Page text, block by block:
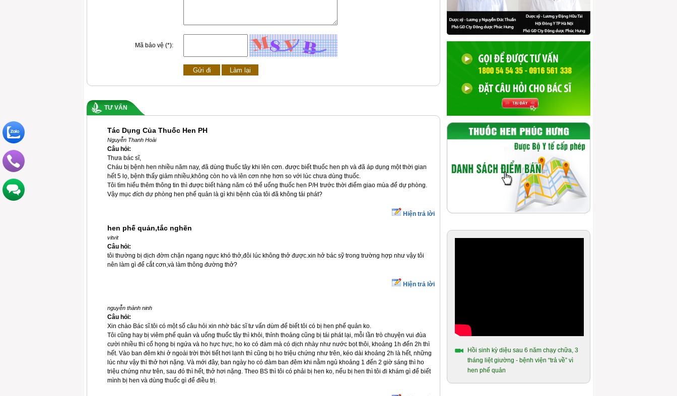
Mã bảo vệ (*):
TƯ VẤN
Tác Dụng Của Thuốc Hen PH
Nguyễn Thanh Hoài
Câu hỏi:
Thưa bác sĩ,
Cháu bị bệnh hen nhiều năm nay, đã dùng thuốc tây khi lên cơn. được biết thuốc hen ph và đã áp dụng một thời gian
hết 5 lọ, bệnh thấy giảm nhiều,không còn ho và lên cơn nhẹ hơn so với lúc chưa dùng thuốc.
Tôi tìm hiểu thêm thông tin thì được biết hàng năm có thể uống thuốc hen P/H trước thời điểm giao mùa để dự phòng.
Vậy mục đích dự phòng hen phế quản là gì khi bệnh của tôi đã không tái phát?
Hiện trả lời
hen phế quản,tắc nghẽn
vitvit
Câu hỏi:
tôi thường bị dịch đờm chặn ngang ngực khó thở,đôi lúc không thở được.xin hở bác sỹ trong trường hợp như vậy tôi
nên làm gì để cắt cơn,và làm thông đường thở?
Hiện trả lời
nguyễn thành ninh
Câu hỏi:
Xin chào Bác sĩ.tôi có một số câu hỏi xin nhờ bác sĩ tư vấn dùm để biết tôi có bị hen phế quản ko.
Tôi cũng hay bị viêm phế quản và uống thuốc tây thì khỏi, thỉnh thoảng cũng bị tái phát lại, mỗi lần trò chuyện vui đùa
cười nhiều thì cổ họng bị ngứa và ho hực hực, ho ko có đàm mà có dịch nhày như nước bọt thôi, khoảng 1h đến 2h thì
hết. Vào ban đêm khi ở ngoài trời thời tiết hơi lạnh thì cũng bị ho triệu chứng như trên, kéo dài khoảng 2h là hết, những
lúc như vậy thì thở hơi nặng. Và mới đây, ban ngày ho có đàm ban đêm khi nằm ngủ khoảng 1 đến 2 giờ sáng thì ho
triệu chứng như trên, sau đó thì hết, thở hơi nặng. Theo BS thì tôi có phải bị hen ko, nếu bị hen thì tôi đi khám gì để biết
mình bị hen và dùng thuốc gì để điều trị.
Hồi sinh kỳ diệu sau 6 năm chạy chữa, 3
tháng liệt giường - bệnh viện “trả về” vì
hen phế quản